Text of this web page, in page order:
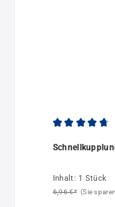
Inhalt: 1 Stück
6,96 €* (Sie